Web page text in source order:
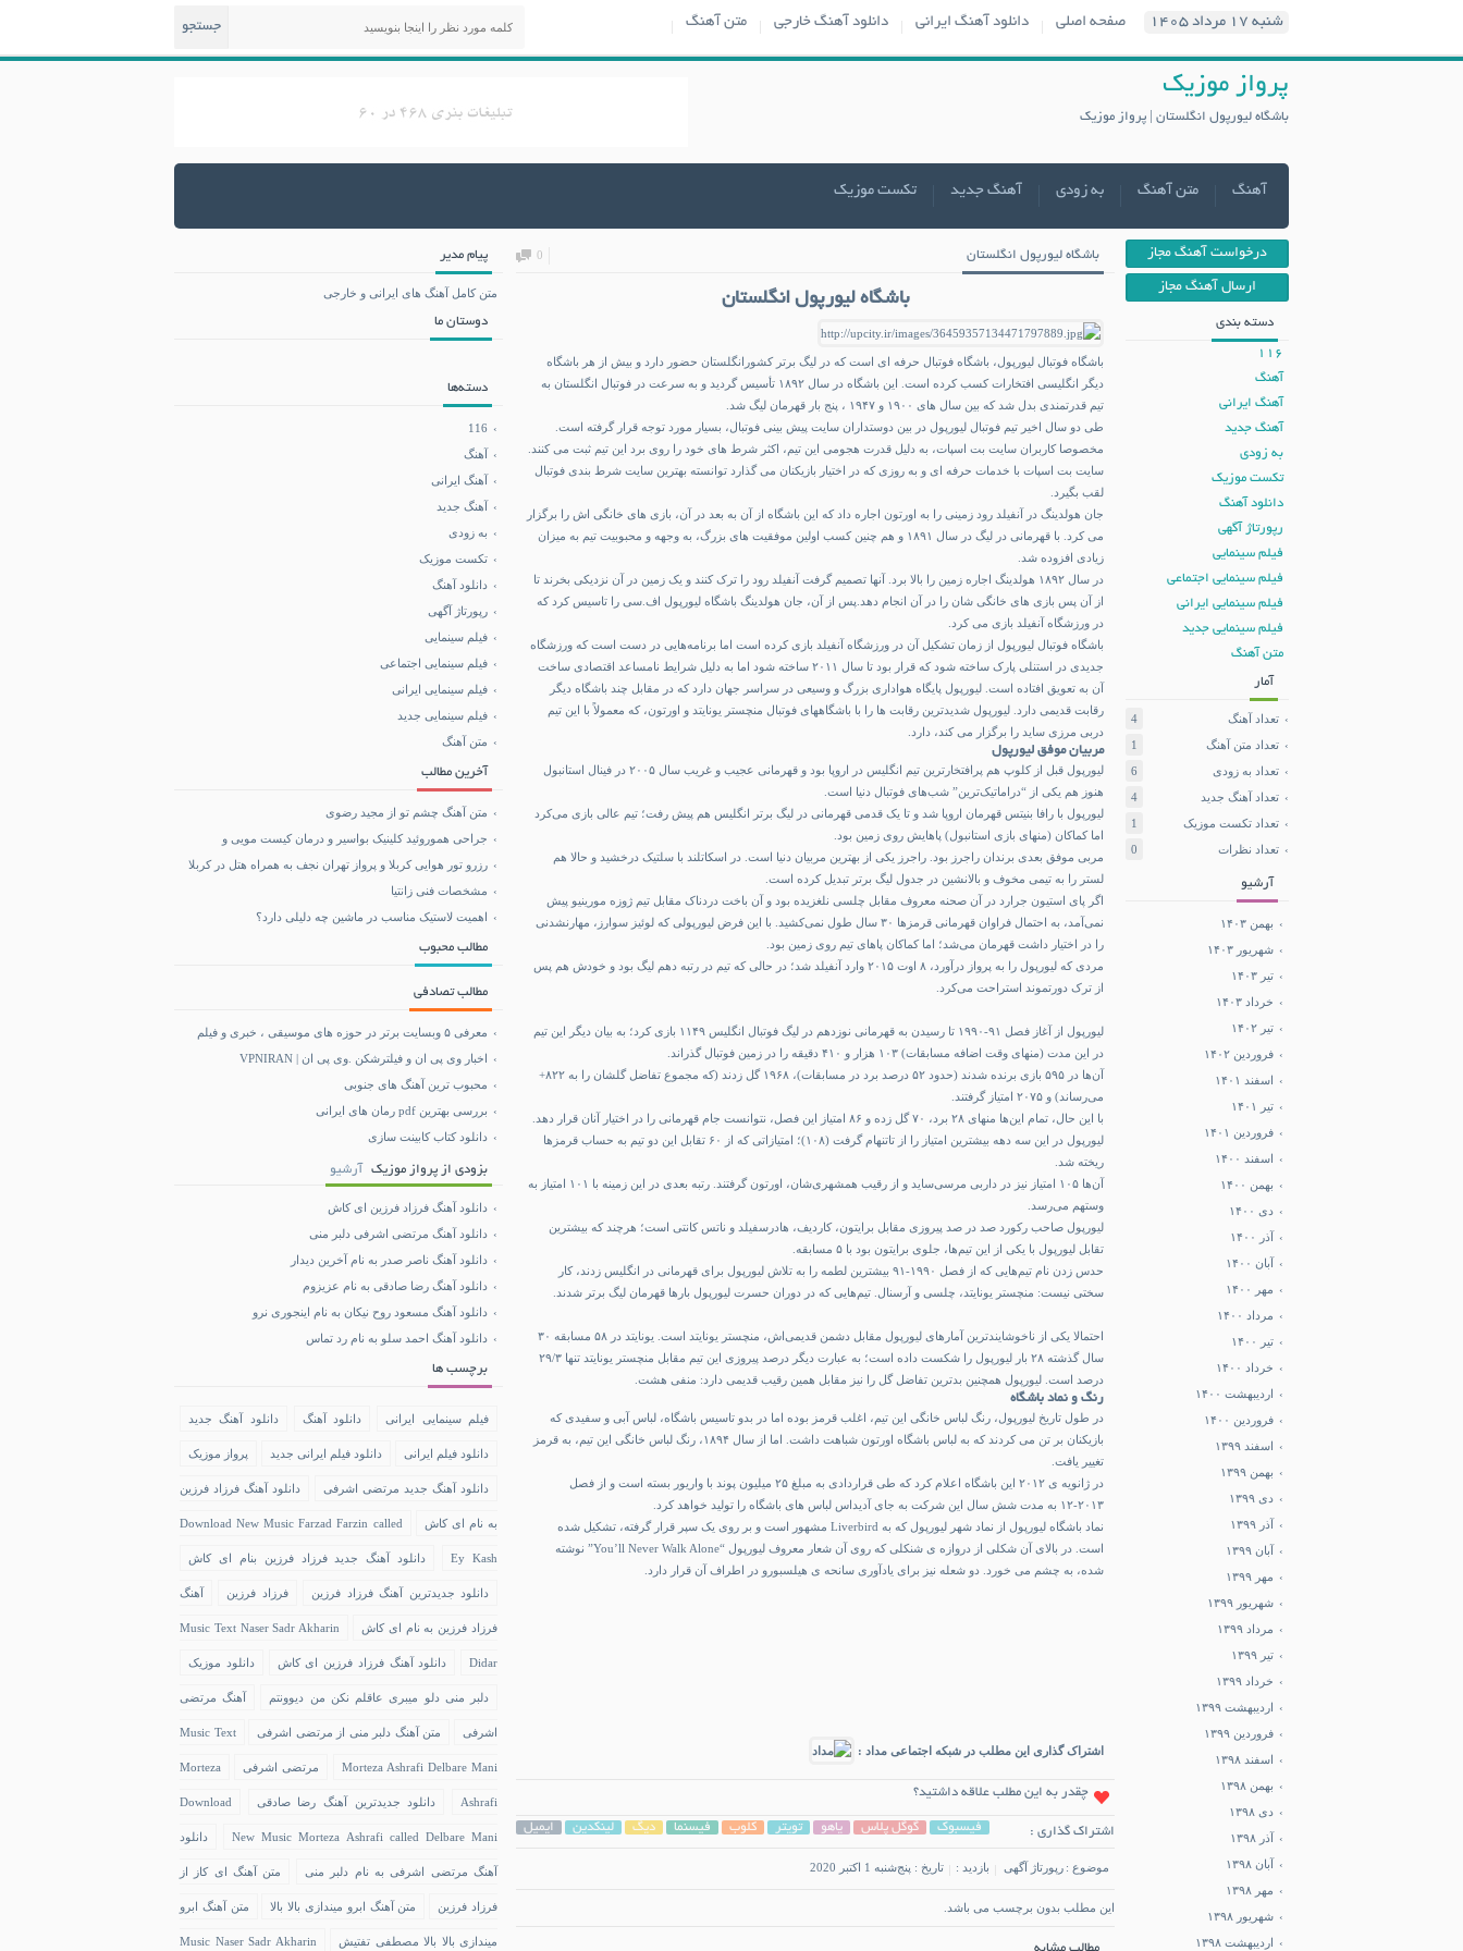
شنبه ۱۷ مرداد ۱۴۰۵ صفحه اصلی دانلود آهنگ ایرانی دانلود آهنگ خارجی متن آهنگ جستجو
پرواز موزیک
باشگاه لیورپول انگلستان | پرواز موزیک
آهنگ متن آهنگ به زودی آهنگ جدید تکست موزیک
باشگاه لیورپول انگلستان 0
باشگاه لیورپول انگلستان
باشگاه فوتبال لیورپول، باشگاه فوتبال حرفه ای است که در لیگ برتر کشورانگلستان حضور دارد و بیش از هر باشگاه
دیگر انگلیسی افتخارات کسب کرده است. این باشگاه در سال ۱۸۹۲ تأسیس گردید و به سرعت در فوتبال انگلستان به
تیم قدرتمندی بدل شد که بین سال های ۱۹۰۰ و ۱۹۴۷ ، پنج بار قهرمان لیگ شد.
طی دو سال اخیر تیم فوتبال لیورپول در بین دوستداران سایت پیش بینی فوتبال، بسیار مورد توجه قرار گرفته است.
مخصوصا کاربران سایت بت اسپات، به دلیل قدرت هجومی این تیم، اکثر شرط های خود را روی برد این تیم ثبت می کنند.
سایت بت اسپات با خدمات حرفه ای و به روزی که در اختیار بازیکنان می گذارد توانسته بهترین سایت شرط بندی فوتبال
لقب بگیرد.
جان هولدینگ در آنفیلد رود زمینی را به اورتون اجاره داد که این باشگاه از آن به بعد در آن، بازی های خانگی اش را برگزار
می کرد. با قهرمانی در لیگ در سال ۱۸۹۱ و هم چنین کسب اولین موفقیت های بزرگ، به وجهه و محبوبیت تیم به میزان
زیادی افزوده شد.
در سال ۱۸۹۲ هولدینگ اجاره زمین را بالا برد. آنها تصمیم گرفت آنفیلد رود را ترک کنند و یک زمین در آن نزدیکی بخرند تا
از آن پس بازی های خانگی شان را در آن انجام دهد.پس از آن، جان هولدینگ باشگاه لیورپول اف.سی را تاسیس کرد که
در ورزشگاه آنفیلد بازی می کرد.
باشگاه فوتبال لیورپول از زمان تشکیل آن در ورزشگاه آنفیلد بازی کرده است اما برنامه‌هایی در دست است که ورزشگاه
جدیدی در استنلی پارک ساخته شود که قرار بود تا سال ۲۰۱۱ ساخته شود اما به دلیل شرایط نامساعد اقتصادی ساخت
آن به تعویق افتاده است. لیورپول پایگاه هواداری بزرگ و وسیعی در سراسر جهان دارد که در مقابل چند باشگاه دیگر
رقابت قدیمی دارد. لیورپول شدیدترین رقابت ها را با باشگاههای فوتبال منچستر یونایتد و اورتون، که معمولاً با این تیم
دربی مرزی ساید را برگزار می کند، دارد.
مربیان موفق لیورپول
لیورپول قبل از کلوپ هم پرافتخارترین تیم انگلیس در اروپا بود و قهرمانی عجیب و غریب سال ۲۰۰۵ در فینال استانبول
هنوز هم یکی از “دراماتیک‌ترین” شب‌های فوتبال دنیا است.
لیورپول با رافا بنیتس قهرمان اروپا شد و تا یک قدمی قهرمانی در لیگ برتر انگلیس هم پیش رفت؛ تیم عالی بازی می‌کرد
اما کماکان (منهای بازی استانبول) پاهایش روی زمین بود.
مربی موفق بعدی برندان راجرز بود. راجرز یکی از بهترین مربیان دنیا است. در اسکاتلند با سلتیک درخشید و حالا هم
لستر را به تیمی مخوف و بالانشین در جدول لیگ برتر تبدیل کرده است.
اگر پای استیون جرارد در آن صحنه معروف مقابل چلسی نلغزیده بود و آن باخت دردناک مقابل تیم ژوزه مورینیو پیش
نمی‌آمد، به احتمال فراوان قهرمانی قرمزها ۳۰ سال طول نمی‌کشید. با این فرض لیورپولی که لوئیز سوارز، مهارنشدنی
را در اختیار داشت قهرمان می‌شد؛ اما کماکان پاهای تیم روی زمین بود.
مردی که لیورپول را به پرواز درآورد، ۸ اوت ۲۰۱۵ وارد آنفیلد شد؛ در حالی که تیم در رتبه دهم لیگ بود و خودش هم پس
از ترک دورتموند استراحت می‌کرد.
لیورپول از آغاز فصل ۹۱-۱۹۹۰ تا رسیدن به قهرمانی نوزدهم در لیگ فوتبال انگلیس ۱۱۴۹ بازی کرد؛ به بیان دیگر این تیم
در این مدت (منهای وقت اضافه مسابقات) ۱۰۳ هزار و ۴۱۰ دقیقه را در زمین فوتبال گذراند.
آن‌ها در ۵۹۵ بازی برنده شدند (حدود ۵۲ درصد برد در مسابقات)، ۱۹۶۸ گل زدند (که مجموع تفاضل گلشان را به ۸۲۲+
می‌رساند) و ۲۰۷۵ امتیاز گرفتند.
با این حال، تمام این‌ها منهای ۲۸ برد، ۷۰ گل زده و ۸۶ امتیاز این فصل، نتوانست جام قهرمانی را در اختیار آنان قرار دهد.
لیورپول در این سه دهه بیشترین امتیاز را از تاتنهام گرفت (۱۰۸)؛ امتیازاتی که از ۶۰ تقابل این دو تیم به حساب قرمزها
ریخته شد.
آن‌ها ۱۰۵ امتیاز نیز در داربی مرسی‌ساید و از رقیب همشهری‌شان، اورتون گرفتند. رتبه بعدی در این زمینه با ۱۰۱ امتیاز به
وستهم می‌رسد.
لیورپول صاحب رکورد صد در صد پیروزی مقابل برایتون، کاردیف، هادرسفیلد و ناتس کانتی است؛ هرچند که بیشترین
تقابل لیورپول با یکی از این تیم‌ها، جلوی برایتون بود با ۵ مسابقه.
حدس زدن نام تیم‌هایی که از فصل ۱۹۹۰-۹۱ بیشترین لطمه را به تلاش لیورپول برای قهرمانی در انگلیس زدند، کار
سختی نیست: منچستر یونایتد، چلسی و آرسنال. تیم‌هایی که در دوران حسرت لیورپول بارها قهرمان لیگ برتر شدند.
احتمالا یکی از ناخوشایندترین آمارهای لیورپول مقابل دشمن قدیمی‌اش، منچستر یونایتد است. یونایتد در ۵۸ مسابقه ۳۰
سال گذشته ۲۸ بار لیورپول را شکست داده است؛ به عبارت دیگر درصد پیروزی این تیم مقابل منچستر یونایتد تنها ۲۹/۳
درصد است. لیورپول همچنین بدترین تفاضل گل را نیز مقابل همین رقیب قدیمی دارد: منفی هشت.
رنگ و نماد باشگاه
در طول تاریخ لیورپول، رنگ لباس خانگی این تیم، اغلب قرمز بوده اما در بدو تاسیس باشگاه، لباس آبی و سفیدی که
بازیکنان بر تن می کردند که به لباس باشگاه اورتون شباهت داشت. اما از سال ۱۸۹۴، رنگ لباس خانگی این تیم، به قرمز
تغییر یافت.
در ژانویه ی ۲۰۱۲ این باشگاه اعلام کرد که طی قراردادی به مبلغ ۲۵ میلیون پوند با واریور بسته است و از فصل
۲۰۱۳-۱۲ به مدت شش سال این شرکت به جای آدیداس لباس های باشگاه را تولید خواهد کرد.
نماد باشگاه لیورپول از نماد شهر لیورپول که به Liverbird مشهور است و بر روی یک سپر قرار گرفته، تشکیل شده
است. در بالای آن شکلی از دروازه ی شنکلی که روی آن شعار معروف لیورپول “You’ll Never Walk Alone” نوشته
شده، به چشم می خورد. دو شعله نیز برای یادآوری سانحه ی هیلسبورو در اطراف آن قرار دارد.
اشتراک گذاری این مطلب در شبکه اجتماعی مداد :
چقدر به این مطلب علاقه داشتید؟
اشتراک گذاری : ایمیل لینکدین دیگ فیسنما کلوب تویتر یاهو گوگل پلاس فیسبوک
موضوع : رپورتاژ آگهی بازدید : تاریخ : پنج‌شنبه 1 اکتبر 2020
این مطلب بدون برچسب می باشد.
درخواست آهنگ مجاز
ارسال آهنگ مجاز
دسته بندی
116
آهنگ
آهنگ ایرانی
آهنگ جدید
به زودی
تکست موزیک
دانلود آهنگ
رپورتاژ آگهی
فیلم سینمایی
فیلم سینمایی اجتماعی
فیلم سینمایی ایرانی
فیلم سینمایی جدید
متن آهنگ
آمار
تعداد آهنگ
4
تعداد متن آهنگ
1
تعداد به زودی
6
تعداد آهنگ جدید
4
تعداد تکست موزیک
1
تعداد نظرات
0
آرشیو
بهمن ۱۴۰۳
شهریور ۱۴۰۳
تیر ۱۴۰۳
خرداد ۱۴۰۳
تیر ۱۴۰۲
فروردین ۱۴۰۲
اسفند ۱۴۰۱
تیر ۱۴۰۱
فروردین ۱۴۰۱
اسفند ۱۴۰۰
بهمن ۱۴۰۰
دی ۱۴۰۰
آذر ۱۴۰۰
آبان ۱۴۰۰
مهر ۱۴۰۰
مرداد ۱۴۰۰
تیر ۱۴۰۰
خرداد ۱۴۰۰
اردیبهشت ۱۴۰۰
فروردین ۱۴۰۰
اسفند ۱۳۹۹
بهمن ۱۳۹۹
دی ۱۳۹۹
آذر ۱۳۹۹
آبان ۱۳۹۹
مهر ۱۳۹۹
شهریور ۱۳۹۹
مرداد ۱۳۹۹
تیر ۱۳۹۹
خرداد ۱۳۹۹
اردیبهشت ۱۳۹۹
فروردین ۱۳۹۹
اسفند ۱۳۹۸
بهمن ۱۳۹۸
دی ۱۳۹۸
آذر ۱۳۹۸
آبان ۱۳۹۸
مهر ۱۳۹۸
شهریور ۱۳۹۸
اردیبهشت ۱۳۹۸
پیام مدیر
متن کامل آهنگ های ایرانی و خارجی
دوستان ما
دسته‌ها
116
آهنگ
آهنگ ایرانی
آهنگ جدید
به زودی
تکست موزیک
دانلود آهنگ
رپورتاژ آگهی
فیلم سینمایی
فیلم سینمایی اجتماعی
فیلم سینمایی ایرانی
فیلم سینمایی جدید
متن آهنگ
آخرین مطالب
متن آهنگ چشم تو از مجید رضوی
جراحی هموروئید کلینیک بواسیر و درمان کیست مویی و
رزرو تور هوایی کربلا و پرواز تهران نجف به همراه هتل در کربلا
مشخصات فنی زانتیا
اهمیت لاستیک مناسب در ماشین چه دلیلی دارد؟
مطالب محبوب
مطالب تصادفی
معرفی ۵ وبسایت برتر در حوزه های موسیقی ، خبری و فیلم
اخبار وی پی ان و فیلترشکن .وی پی ان | VPNIRAN
محبوب ترین آهنگ های جنوبی
بررسی بهترین pdf رمان های ایرانی
دانلود کتاب کابینت سازی
بزودی از پرواز موزیک آرشیو
دانلود آهنگ فرزاد فرزین ای کاش
دانلود آهنگ مرتضی اشرفی دلبر منی
دانلود آهنگ ناصر صدر به نام آخرین دیدار
دانلود آهنگ رضا صادقی به نام عزیزوم
دانلود آهنگ مسعود روح نیکان به نام اینجوری نرو
دانلود آهنگ احمد سلو به نام رد تماس
برچسب ها
فیلم سینمایی ایرانی دانلود آهنگ دانلود آهنگ جدید
دانلود فیلم ایرانی دانلود فیلم ایرانی جدید پرواز موزیک
دانلود آهنگ جدید مرتضی اشرفی دانلود آهنگ فرزاد فرزین
به نام ای کاش Download New Music Farzad Farzin called
Ey Kash دانلود آهنگ جدید فرزاد فرزین بنام ای کاش
دانلود جدیدترین آهنگ فرزاد فرزین فرزاد فرزین آهنگ
فرزاد فرزین به نام ای کاش Music Text Naser Sadr Akharin
Didar دانلود آهنگ فرزاد فرزین ای کاش دانلود موزیک
دلبر منی دلو میبری عاقلم نکن من دیوونتم آهنگ مرتضی
اشرفی متن آهنگ دلبر منی از مرتضی اشرفی Music Text
Morteza Ashrafi Delbare Mani مرتضی اشرفی Morteza
Ashrafi دانلود جدیدترین آهنگ رضا صادقی Download
New Music Morteza Ashrafi called Delbare Mani دانلود
آهنگ مرتضی اشرفی به نام دلبر منی متن آهنگ ای کاز از
فرزاد فرزین متن آهنگ ابرو میندازی بالا بالا متن آهنگ ابرو
میندازی بالا بالا مصطفی تفتیش Music Naser Sadr Akharin